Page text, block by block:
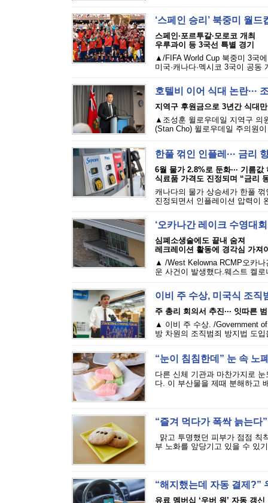
‘스페인 승리’ 북중미 월드
스페인·포르투갈·모로코 개최
우루과이 등 3국선 특별 경기
▲/FIFA World Cup 북중미 3국
미국·캐나다·멕시코 3국이 공
호텔비 이어 식대 논란···
지역구 후원금으로 3년간 식대
▲조성훈 윌로우데일 지역구 의
(Stan Cho) 윌로우데일 주의원
한풀 꺾인 인플레··· 금리
6월 물가 2.8%로 둔화··· 기름값
식료품 가격도 진정되며 “금리
캐나다의 물가 상승세가 한풀
진정되면서 인플레이션 압력이
‘오카나간 레이크 수영대
심폐소생술에도 끝내 숨져
레크레이션 활동에 경각심 가져
▲ /West Kelowna RCMP오카나
운 사건이 발생했다.웨스트 켈
이비 주 수상, 미국식 조
주 총리 회의서 추진··· 잇따른
▲ 이비 주 수상. /Government
방 차원의 조직범죄 방지법 도
“눈이 침침한데” 눈 속 노
다른 신체 기관과 마찬가지로
다. 이 부산물을 제때 분해하고
“즐겨 먹다가 폭싹 늙는다
맑고 투명했던 피부가 점점 칙
부 노화를 앞당기고 있을 수 있
“해지했는데 자동 결제?”
유료 멤버십 ‘우버 원’ 자동 갱신